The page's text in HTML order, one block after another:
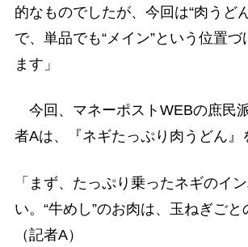
的なものでしたが、今回は“肉うど
で、単品でも“メイン”という位置
ます」
今回、マネーポストWEBの庶民
者Aは、『ネギたっぷり肉うどん』
「まず、たっぷり乗ったネギのイ
い。“牛めし”のお肉は、玉ねぎごと
（記者A）